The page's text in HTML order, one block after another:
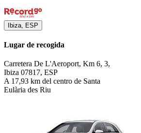
Ibiza, ESP
Lugar de recogida
Carretera De L'Aeroport, Km 6, 3,
Ibiza 07817, ESP
A 17,93 km del centro de Santa
Eulària des Riu